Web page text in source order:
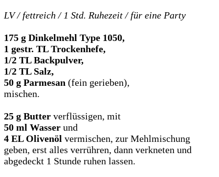
LV / fettreich / 1 Std. Ruhezeit / für eine Party
175 g Dinkelmehl Type 1050,
1 gestr. TL Trockenhefe,
1/2 TL Backpulver,
1/2 TL Salz,
50 g Parmesan (fein gerieben),
mischen.
25 g Butter verflüssigen, mit
50 ml Wasser und
4 EL Olivenöl vermischen, zur Mehlmischung
geben, erst alles verrühren, dann verkneten und
abgedeckt 1 Stunde ruhen lassen.